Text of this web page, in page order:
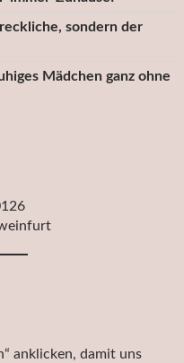
sondern der
Mädchen ganz ohne
anklicken, damit uns